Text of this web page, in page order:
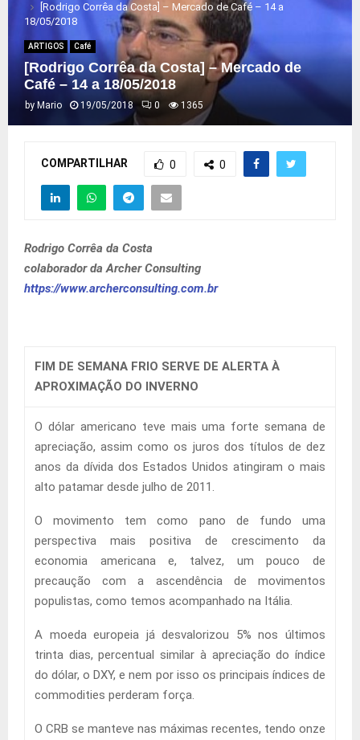
[Rodrigo Corrêa da Costa] – Mercado de Café – 14 a
18/05/2018
ARTIGOS Café
[Rodrigo Corrêa da Costa] – Mercado de
Café – 14 a 18/05/2018
by Mario 19/05/2018 0 1365
COMPARTILHAR 0 0
Rodrigo Corrêa da Costa
colaborador da Archer Consulting
https://www.archerconsulting.com.br
FIM DE SEMANA FRIO SERVE DE ALERTA À
APROXIMAÇÃO DO INVERNO
O dólar americano teve mais uma forte semana de
apreciação, assim como os juros dos títulos de dez
anos da dívida dos Estados Unidos atingiram o mais
alto patamar desde julho de 2011.
O movimento tem como pano de fundo uma
perspectiva mais positiva de crescimento da
economia americana e, talvez, um pouco de
precaução com a ascendência de movimentos
populistas, como temos acompanhado na Itália.
A moeda europeia já desvalorizou 5% nos últimos
trinta dias, percentual similar à apreciação do índice
do dólar, o DXY, e nem por isso os principais índices de
commodities perderam força.
O CRB se manteve nas máximas recentes, tendo onze